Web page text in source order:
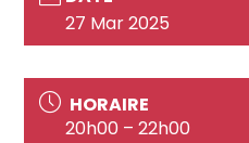
27 Mar 2025
HORAIRE
20h00 – 22h00